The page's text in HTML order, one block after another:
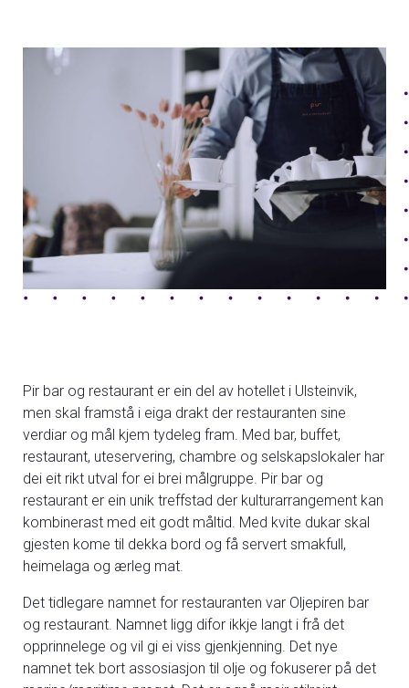
Pir bar og restaurant er ein del av hotellet i Ulsteinvik,
men skal framstå i eiga drakt der restauranten sine
verdiar og mål kjem tydeleg fram. Med bar, buffet,
restaurant, uteservering, chambre og selskapslokaler har
dei eit rikt utval for ei brei målgruppe. Pir bar og
restaurant er ein unik treffstad der kulturarrangement kan
kombinerast med eit godt måltid. Med kvite dukar skal
gjesten kome til dekka bord og få servert smakfull,
heimelaga og ærleg mat.
Det tidlegare namnet for restauranten var Oljepiren bar
og restaurant. Namnet ligg difor ikkje langt i frå det
opprinnelege og vil gi ei viss gjenkjenning. Det nye
namnet tek bort assosiasjon til olje og fokuserer på det